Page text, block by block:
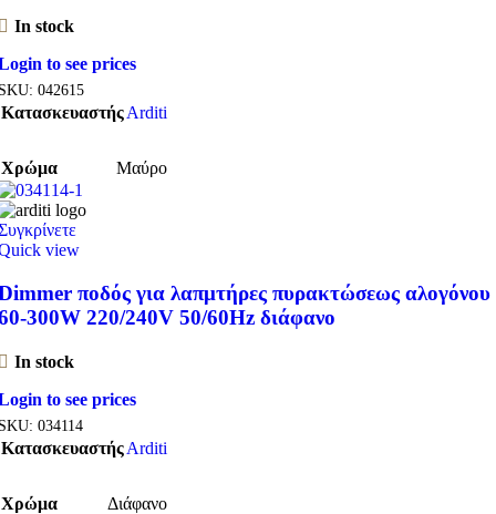
In stock
to see prices
042615
ΚατασκευαστήςArditi
Χρώμα Μαύρο
view
ποδός για λαπμτήρες πυρακτώσεως αλογόνου
300W 220/240V 50/60Hz διάφανο
In stock
to see prices
034114
ΚατασκευαστήςArditi
Χρώμα Διάφανο